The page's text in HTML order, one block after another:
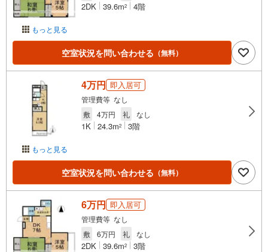
もっと見る
2DK 39.6m2 4階
空室状況を問い合わせる （無料）
もっと見る
4万円 即入居可
管理費等 なし
敷
4万円 礼 なし
1K 24.3m2 3階
空室状況を問い合わせる （無料）
6万円 即入居可
管理費等 なし
敷
6万円 礼 なし
2DK 39.6m2 3階